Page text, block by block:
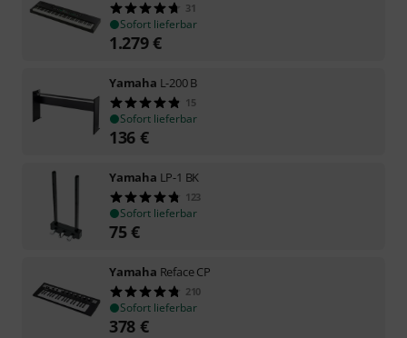
31
Sofort lieferbar
1.279€
Yamaha L-200 B
15
Sofort lieferbar
136 €
Yamaha LP-1 BK
123
Sofort lieferbar
75€
Yamaha Reface CP
210
Sofort lieferbar
378 €